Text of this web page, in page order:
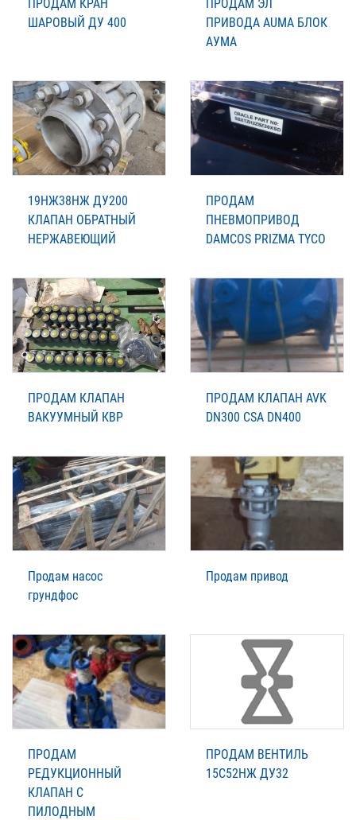
ПРОДАМ КРАН
ШАРОВЫЙ ДУ 400
ПРОДАМ ЭЛ
ПРИВОДА AUMA БЛОК
АУМА
19НЖ38НЖ ДУ200
КЛАПАН ОБРАТНЫЙ
НЕРЖАВЕЮЩИЙ
ПРОДАМ
ПНЕВМОПРИВОД
DAMCOS PRIZMA TYCO
ПРОДАМ КЛАПАН
ВАКУУМНЫЙ КВР
ПРОДАМ КЛАПАН AVK
DN300 CSA DN400
Продам насос
грундфос
Продам привод
ПРОДАМ
РЕДУКЦИОННЫЙ
КЛАПАН С
ПИЛОДНЫМ
ПРОДАМ ВЕНТИЛЬ
15С52НЖ ДУ32